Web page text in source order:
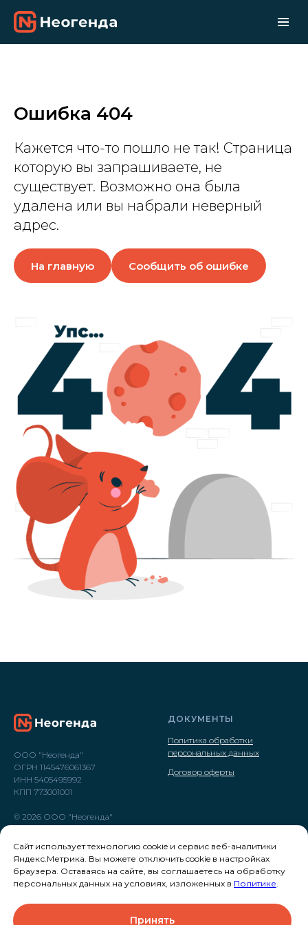
Ошибка 404
Кажется что-то пошло не так! Страница
которую вы запрашиваете, не
существует. Возможно она была
удалена или вы набрали неверный
адрес.
На главную Сообщить об ошибке
ООО "Неогенда"
ОГРН 1145476061367
ИНН 5405495992
КПП 773001001
© 2026 ООО "Неогенда"
ДОКУМЕНТЫ
Политика обработки
персональных данных
Договор оферты
Сайт использует технологию cookie и сервис веб-аналитики
Яндекс.Метрика. Вы можете отключить cookie в настройках
браузера. Оставаясь на сайте, вы соглашаетесь на обработку
персональных данных на условиях, изложенных в Политике
Принять